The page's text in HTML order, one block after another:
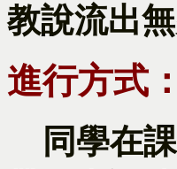
教說流出無
進行方式：
同學在課